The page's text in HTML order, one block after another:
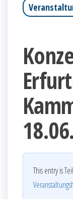
This entry is